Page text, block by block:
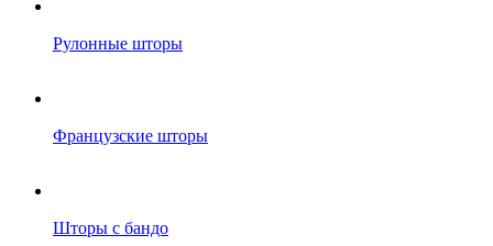
Рулонные шторы
Французские шторы
Шторы с бандо